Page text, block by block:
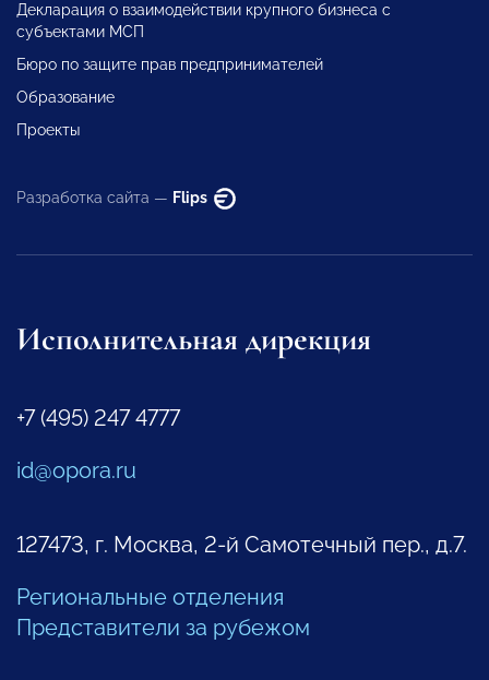
Декларация о взаимодействии крупного бизнеса с
субъектами МСП
Бюро по защите прав предпринимателей
Образование
Проекты
Разработка сайта — Flips
Исполнительная дирекция
+7 (495) 247 4777
id@opora.ru
127473, г. Москва, 2-й Самотечный пер., д.7.
Региональные отделения
Представители за рубежом